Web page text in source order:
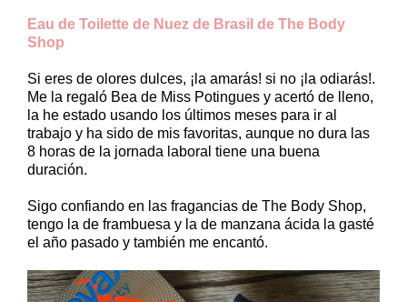
Eau de Toilette de Nuez de Brasil de The Body
Shop
Si eres de olores dulces, ¡la amarás! si no ¡la odiarás!.
Me la regaló Bea de Miss Potingues y acertó de lleno,
la he estado usando los últimos meses para ir al
trabajo y ha sido de mis favoritas, aunque no dura las
8 horas de la jornada laboral tiene una buena
duración.
Sigo confiando en las fragancias de The Body Shop,
tengo la de frambuesa y la de manzana ácida la gasté
el año pasado y también me encantó.